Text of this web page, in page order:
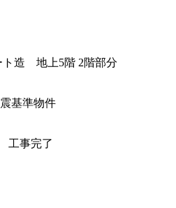
ト造 地上5階 2階部分
基準物件
工事完了